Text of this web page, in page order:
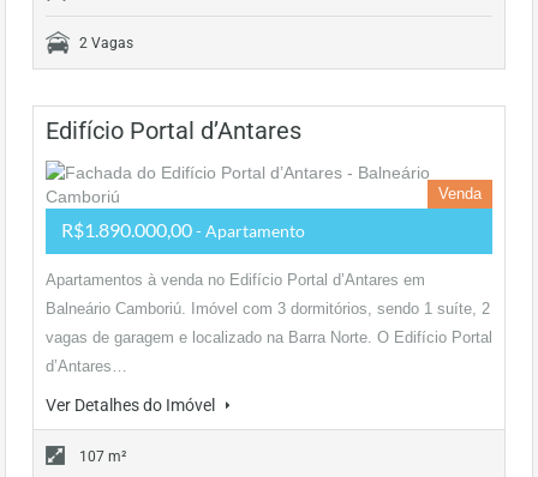
2 Vagas
Edifício Portal d’Antares
Venda
R$1.890.000,00- Apartamento
Apartamentos à venda no Edifício Portal d’Antares em
Balneário Camboriú. Imóvel com 3 dormitórios, sendo 1 suíte, 2
vagas de garagem e localizado na Barra Norte. O Edifício Portal
d’Antares…
Ver Detalhes do Imóvel
107 m²